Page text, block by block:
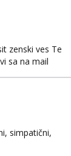
zenski ves Te
sa na mail
simpatični,